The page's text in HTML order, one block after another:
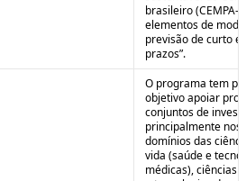
brasileiro (CEMPA-
elementos de
previsão de curto e
prazos”.
O programa tem
objetivo apoiar
conjuntos de
principalmente nos
domínios das
vida (saúde e
médicas), ciências